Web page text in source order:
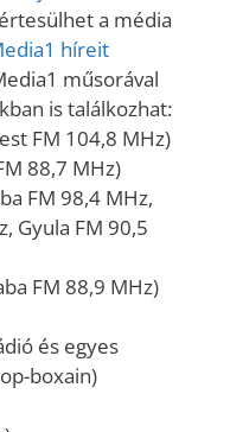
a média
híreit
műsorával
is találkozhat:
FM 104,8 MHz)
88,7 MHz)
FM 98,4 MHz,
Gyula FM 90,5
FM 88,9 MHz)
és egyes
boxain)